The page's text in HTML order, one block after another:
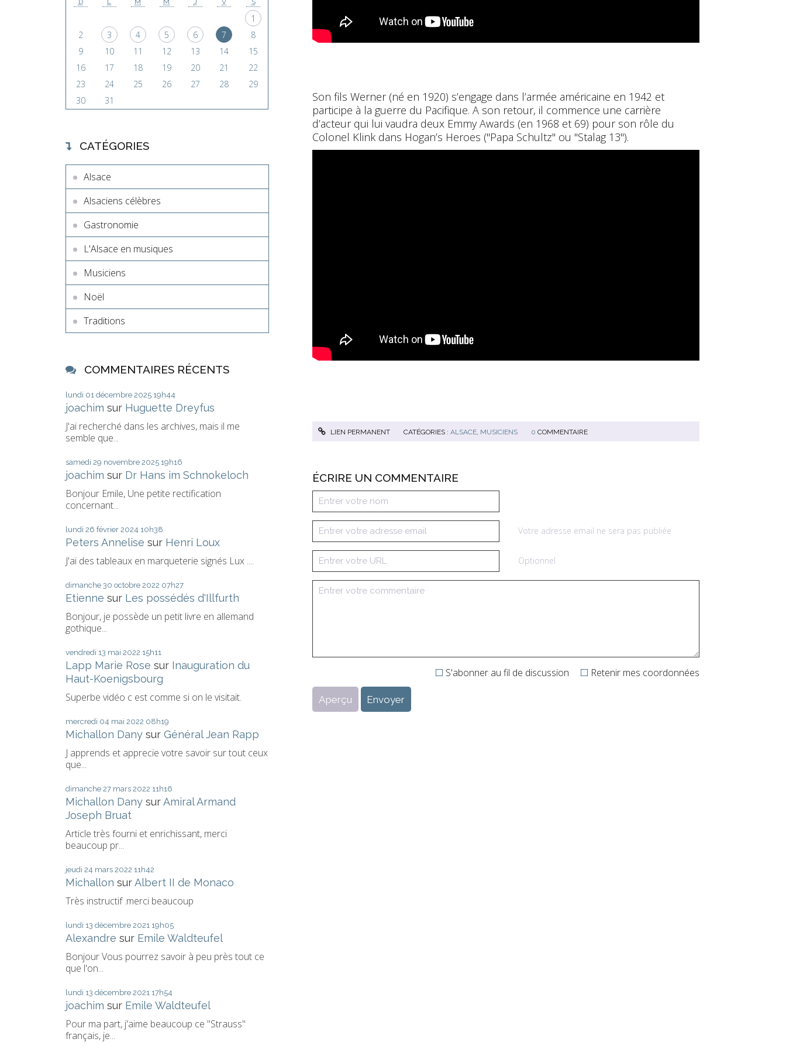
D L M M J V S
1
2
3 4 5 6 7
8
9
10 11 12 13 14
15
16
17 18 19 20 21
22
23
24 25 26 27 28
29
30
31
CATÉGORIES
Alsace
Alsaciens célèbres
Gastronomie
L'Alsace en musiques
Musiciens
Noël
Traditions
COMMENTAIRES RÉCENTS
lundi 01 décembre 2025 19h44
joachim sur Huguette Dreyfus
J'ai recherché dans les archives, mais il me
semble que...
samedi 29 novembre 2025 19h16
joachim sur Dr Hans im Schnokeloch
Bonjour Emile, Une petite rectification
concernant...
lundi 26 février 2024 10h38
Peters Annelise sur Henri Loux
J'ai des tableaux en marqueterie signés Lux ....
dimanche 30 octobre 2022 07h27
Etienne sur Les possédés d'Illfurth
Bonjour, je possède un petit livre en allemand
gothique...
vendredi 13 mai 2022 15h11
Lapp Marie Rose sur Inauguration du
Haut-Koenigsbourg
Superbe vidéo c est comme si on le visitait.
mercredi 04 mai 2022 08h19
Michallon Dany sur Général Jean Rapp
J apprends et apprecie votre savoir sur tout ceux
que...
dimanche 27 mars 2022 11h16
Michallon Dany surAmiral Armand
Joseph Bruat
Article très fourni et enrichissant, merci
beaucoup pr...
jeudi 24 mars 2022 11h42
Michallon surAlbert II de Monaco
Très instructif .merci beaucoup
lundi 13 décembre 2021 19h05
Alexandre sur Emile Waldteufel
Bonjour Vous pourrez savoir à peu près tout ce
que l'on...
lundi 13 décembre 2021 17h54
joachim sur Emile Waldteufel
Pour ma part, j'aime beaucoup ce "Strauss"
français, je...
Son fils Werner (né en 1920) s’engage dans l’armée américaine en 1942 et
participe à la guerre du Pacifique. A son retour, il commence une carrière
d’acteur qui lui vaudra deux Emmy Awards (en 1968 et 69) pour son rôle du
Colonel Klink dans Hogan’s Heroes ("Papa Schultz" ou "Stalag 13").
LIEN PERMANENT CATÉGORIES : ALSACE, MUSICIENS 0 COMMENTAIRE
ÉCRIRE UN COMMENTAIRE
Votre adresse email ne sera pas publiée
Optionnel
Retenir mes coordonnées
S'abonner au fil de discussion